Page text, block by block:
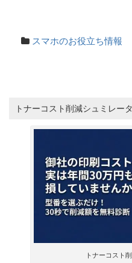
スマホのお役立ち情報
トナーコスト削減シュミレー
トナーコスト